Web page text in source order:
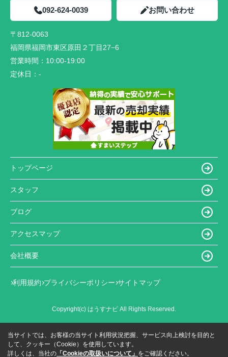
092-624-0039 お問い合わせ
〒812-0063
福岡県福岡市東区原田２丁目27−6
営業時間： 10:00-19:00
定休日： -
トップページ
スタッフ
ブログ
アクセスマップ
会社概要
利用規約 プライバシーポリシー サイトマップ
Copyright(c) はうすナビ All Rights Reserved.
当サイトでは、お客様の当サイト利用状況把握、サービス向上検討を目的と
して、クッキー（Cookie）を使用しています。
詳しくは、当社の 「Cookieの取扱いについて」 をご確認ください。